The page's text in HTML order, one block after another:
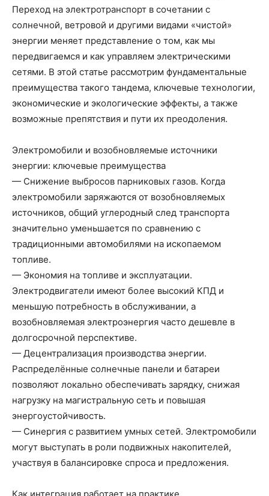
Переход на электротранспорт в сочетании с
солнечной, ветровой и другими видами «чистой»
энергии меняет представление о том, как мы
передвигаемся и как управляем электрическими
сетями. В этой статье рассмотрим фундаментальные
преимущества такого тандема, ключевые технологии,
экономические и экологические эффекты, а также
возможные препятствия и пути их преодоления.
Электромобили и возобновляемые источники
энергии: ключевые преимущества
— Снижение выбросов парниковых газов. Когда
электромобили заряжаются от возобновляемых
источников, общий углеродный след транспорта
значительно уменьшается по сравнению с
традиционными автомобилями на ископаемом
топливе.
— Экономия на топливе и эксплуатации.
Электродвигатели имеют более высокий КПД и
меньшую потребность в обслуживании, а
возобновляемая электроэнергия часто дешевле в
долгосрочной перспективе.
— Децентрализация производства энергии.
Распределённые солнечные панели и батареи
позволяют локально обеспечивать зарядку, снижая
нагрузку на магистральную сеть и повышая
энергоустойчивость.
— Синергия с развитием умных сетей. Электромобили
могут выступать в роли подвижных накопителей,
участвуя в балансировке спроса и предложения.
Как интеграция работает на практике